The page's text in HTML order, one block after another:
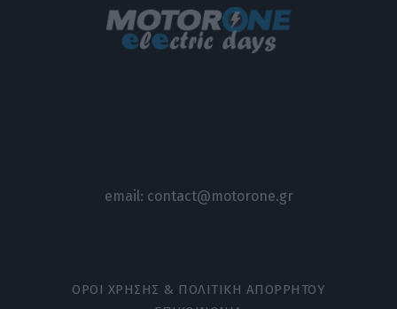
email: contact@motorone.gr
ΟΡΟΙ ΧΡΗΣΗΣ & ΠΟΛΙΤΙΚΗ ΑΠΟΡΡΗΤΟΥ